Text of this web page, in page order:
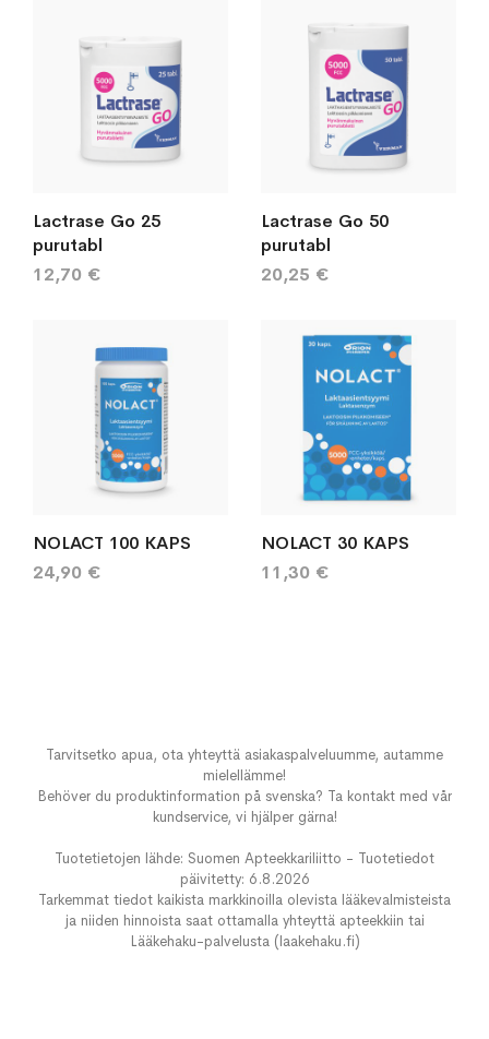
Lactrase Go 25
purutabl
12,70 €
Lactrase Go 50
purutabl
20,25 €
NOLACT 100 KAPS
24,90 €
NOLACT 30 KAPS
11,30 €
Tarvitsetko apua, ota yhteyttä asiakaspalveluumme, autamme
mielellämme!
Behöver du produktinformation på svenska? Ta kontakt med vår
kundservice, vi hjälper gärna!
Tuotetietojen lähde: Suomen Apteekkariliitto - Tuotetiedot
päivitetty: 6.8.2026
Tarkemmat tiedot kaikista markkinoilla olevista lääkevalmisteista
ja niiden hinnoista saat ottamalla yhteyttä apteekkiin tai
Lääkehaku-palvelusta (laakehaku.fi)